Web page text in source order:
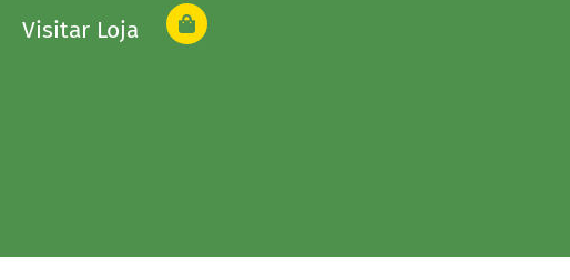
Visitar Loja